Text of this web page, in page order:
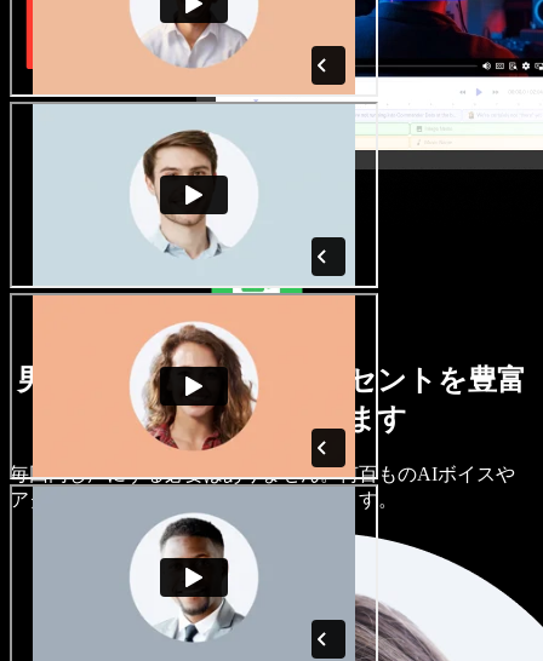
男女さまざまな声とアクセントを豊富
に取り揃えています
毎回同じ声にする必要はありません。何百ものAIボイスや
アクセントから選び、細かく調整できます。